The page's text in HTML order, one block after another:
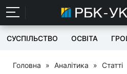
СУСПІЛЬСТВО ОСВІТА
Головна » Аналітика » Статті